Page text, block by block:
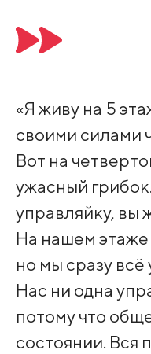
«Я живу на 5
своими силами
Вот на
ужасный
управляйку, вы
На нашем
но мы сразу
Нас ни одна
потому что
состоянии. Вся